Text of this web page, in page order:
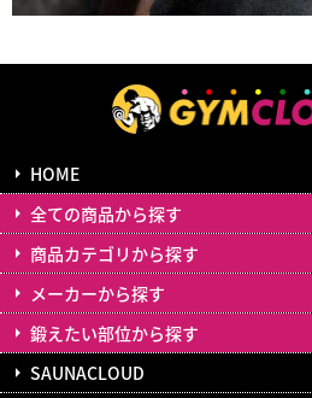
HOME
全ての商品から探す
商品カテゴリから探す
メーカーから探す
鍛えたい部位から探す
SAUNACLOUD